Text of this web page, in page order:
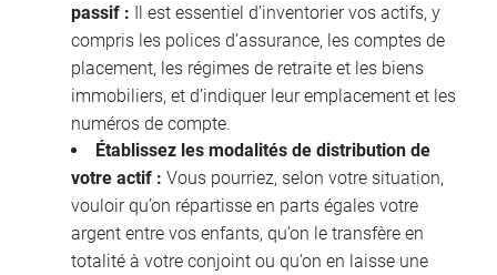
passif : Il est essentiel d’inventorier vos actifs, y
compris les polices d’assurance, les comptes de
placement, les régimes de retraite et les biens
immobiliers, et d’indiquer leur emplacement et les
numéros de compte.
Établissez les modalités de distribution de
votre actif : Vous pourriez, selon votre situation,
vouloir qu’on répartisse en parts égales votre
argent entre vos enfants, qu’on le transfère en
totalité à votre conjoint ou qu’on en laisse une